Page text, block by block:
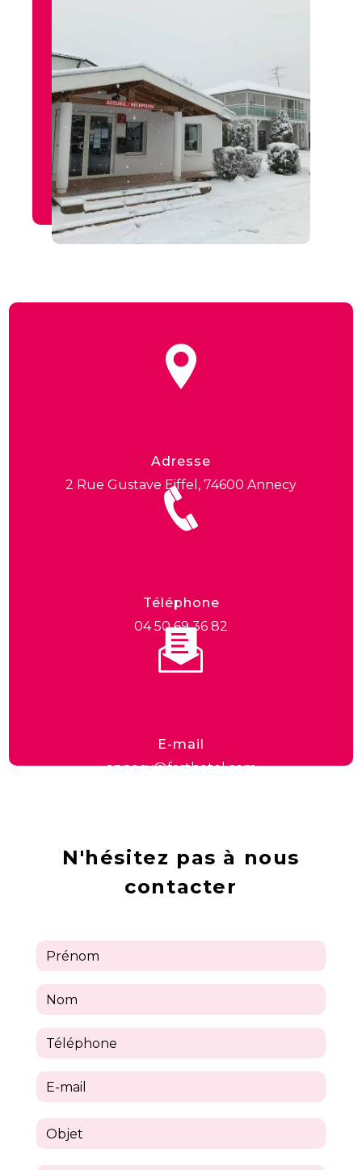
Adresse
2 Rue Gustave Eiffel, 74600 Annecy
Téléphone
04 50 69 36 82
E-mail
annecy@fasthotel.com
N'hésitez pas à nous
contacter